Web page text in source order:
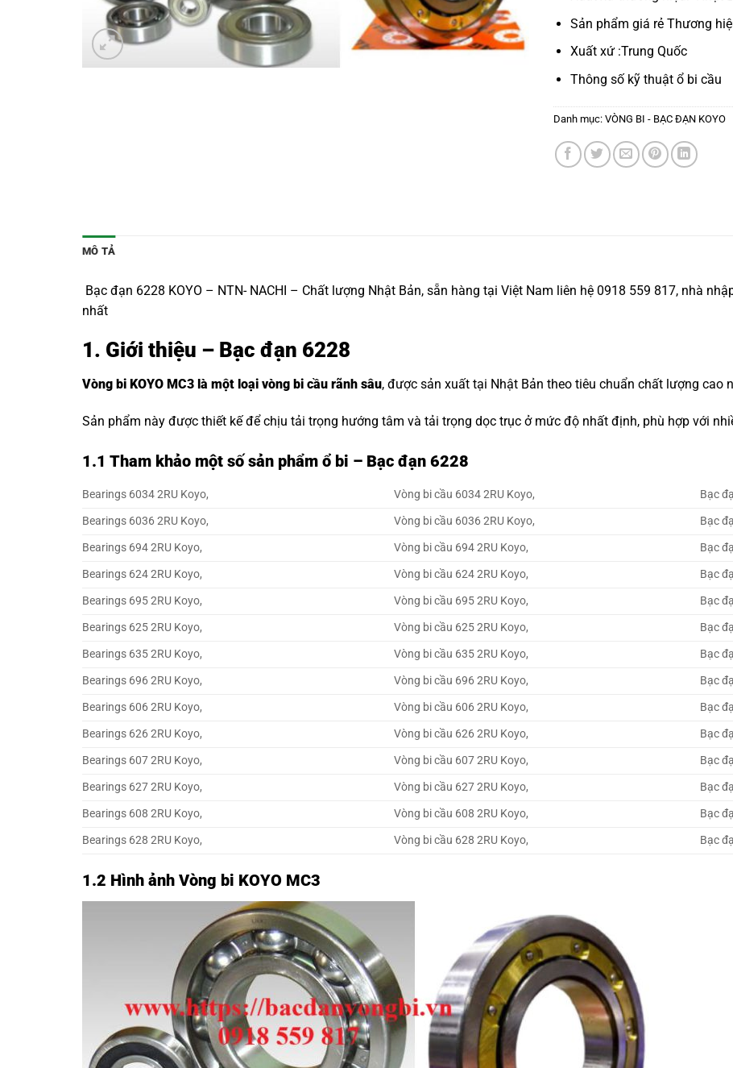
Sản phẩm giá rẻ Thương
Xuất xứ :Trung Quốc
Thông số kỹ thuậtổ bi cầu
Danh mục: VÒNG BI - BẠC ĐẠN KOYO
MÔ TẢ
Bạc đạn 6228 KOYO – NTN- NACHI – Chất lượng Nhật Bản, sẵn hàng tại Việt Nam liên hệ 0918 559 817, nhà
nhất
1. Giới thiệu – Bạc đạn 6228
Vòng bi KOYO MC3 là một loại vòng bi cầu rãnh sâu, được sản xuất tại Nhật Bản theo tiêu chuẩn chất lượng cao
Sản phẩm này được thiết kế để chịu tải trọng hướng tâm và tải trọng dọc trục ở mức độ nhất định, phù hợp với
1.1 Tham khảo một số sản phẩm ổ bi – Bạc đạn 6228
Bearings 6034 2RU Koyo, Vòng bi cầu 6034 2RU Koyo,
Bạc
Bearings 6036 2RU Koyo,
Vòng bi cầu 6036 2RU Koyo,
Bạc
Bearings 694 2RU Koyo,
Vòng bi cầu 694 2RU Koyo,
Bạc
Bearings 624 2RU Koyo,
Vòng bi cầu 624 2RU Koyo,
Bạc
Bearings 695 2RU Koyo,
Vòng bi cầu 695 2RU Koyo,
Bạc
Bearings 625 2RU Koyo,
Vòng bi cầu 625 2RU Koyo,
Bạc
Bearings 635 2RU Koyo,
Vòng bi cầu 635 2RU Koyo,
Bạc
Bearings 696 2RU Koyo,
Vòng bi cầu 696 2RU Koyo,
Bạc
Bearings 606 2RU Koyo,
Vòng bi cầu 606 2RU Koyo,
Bạc
Bearings 626 2RU Koyo,
Vòng bi cầu 626 2RU Koyo,
Bạc
Bearings 607 2RU Koyo,
Vòng bi cầu 607 2RU Koyo,
Bạc
Bearings 627 2RU Koyo,
Vòng bi cầu 627 2RU Koyo,
Bạc
Bearings 608 2RU Koyo,
Vòng bi cầu 608 2RU Koyo,
Bạc
Bearings 628 2RU Koyo,
Vòng bi cầu 628 2RU Koyo, Bạc
1.2 Hình ảnh Vòng bi KOYO MC3